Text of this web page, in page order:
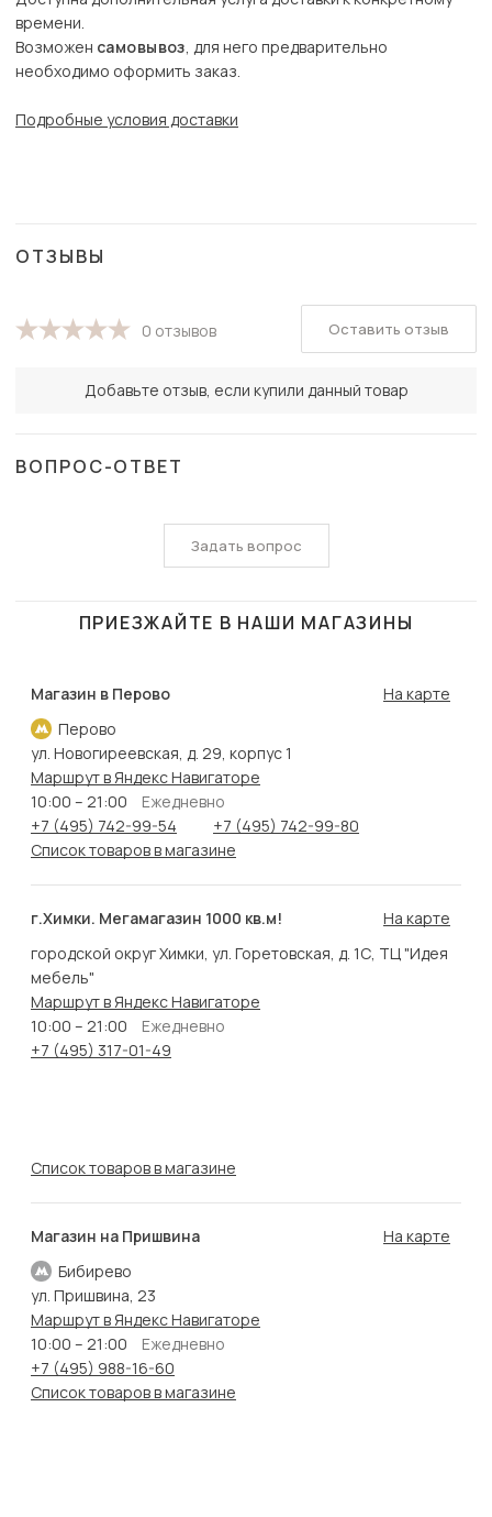
времени.
Возможен самовывоз, для него предварительно
необходимо оформить заказ.
Подробные условия доставки
ОТЗЫВЫ
0 отзывов
Добавьте отзыв, если купили данный товар
Оставить отзыв
ВОПРОС-ОТВЕТ
Задать вопрос
ПРИЕЗЖАЙТЕ В НАШИ МАГАЗИНЫ
Магазин в Перово
Перово
На карте
ул. Новогиреевская, д. 29, корпус 1
Маршрут в Яндекс Навигаторе
10:00 – 21:00
Ежедневно
+7 (495) 742-99-54
+7 (495) 742-99-80
Список товаров в магазине
г.Химки. Мегамагазин 1000 кв.м!
На карте
городской округ Химки, ул. Горетовская, д. 1С, ТЦ "Идея
мебель"
Маршрут в Яндекс Навигаторе
10:00 – 21:00
Ежедневно
+7 (495) 317-01-49
Список товаров в магазине
Магазин на Пришвина
Бибирево
На карте
ул. Пришвина, 23
Маршрут в Яндекс Навигаторе
10:00 – 21:00
Ежедневно
+7 (495) 988-16-60
Список товаров в магазине